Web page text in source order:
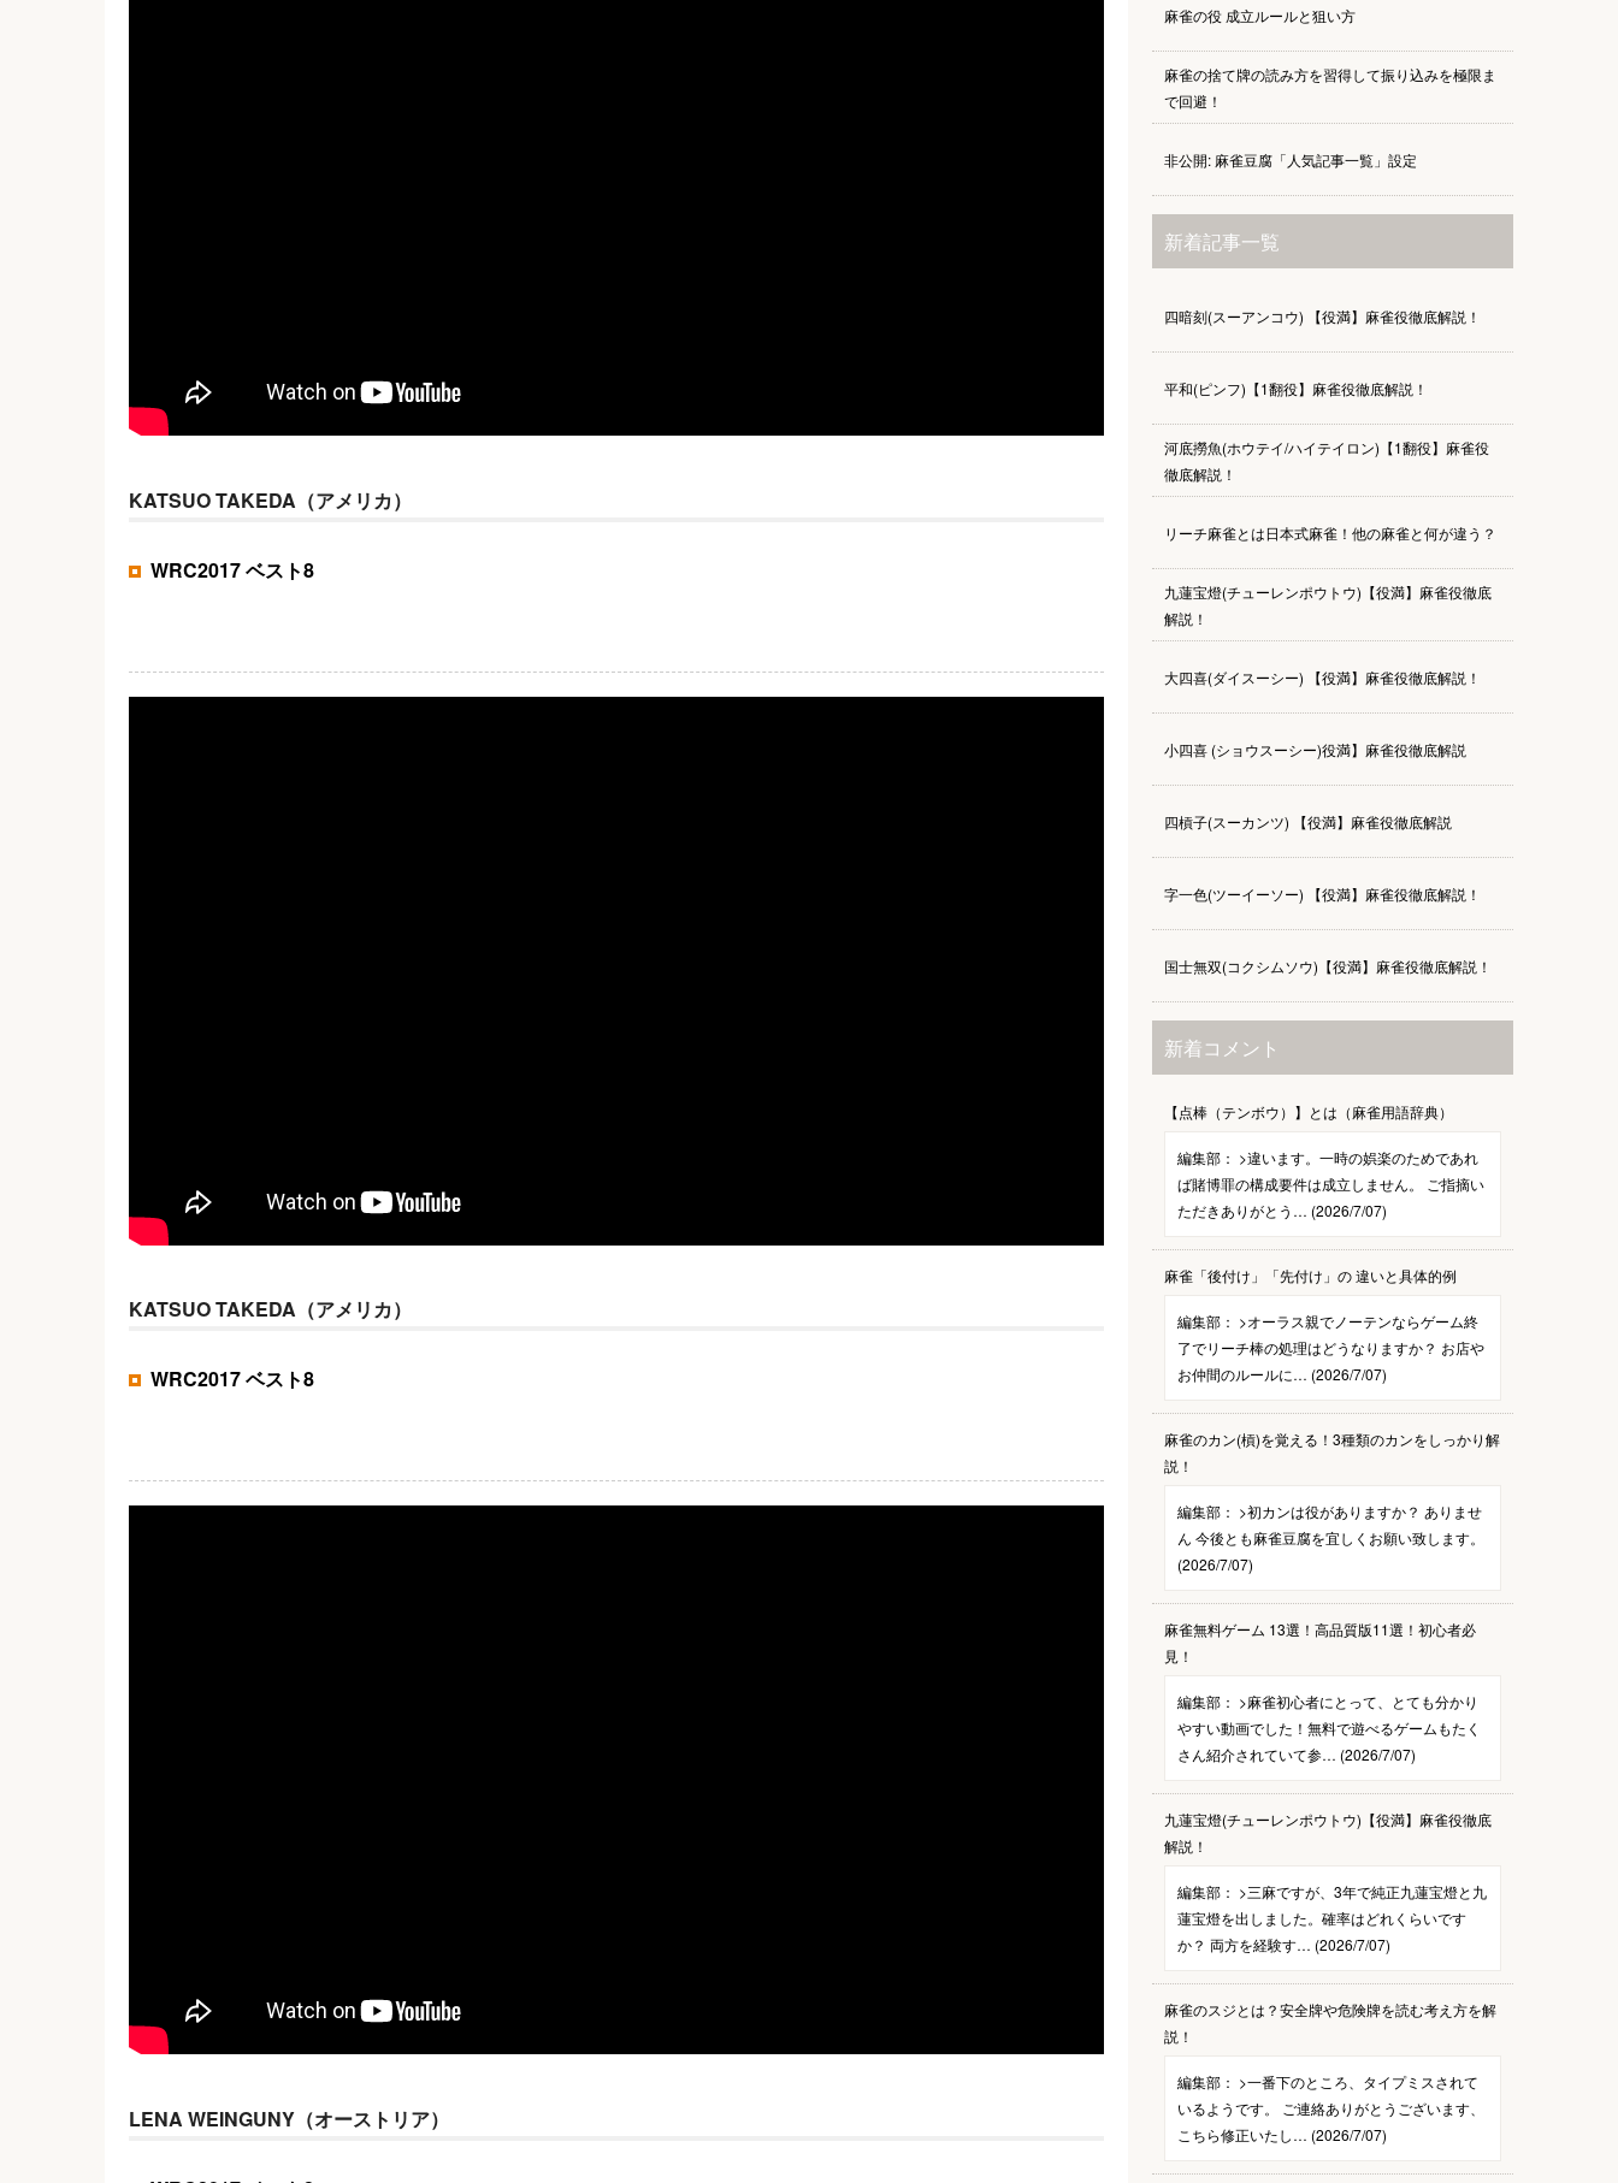
KATSUO TAKEDA（アメリカ）
WRC2017 ベスト8
KATSUO TAKEDA（アメリカ）
WRC2017 ベスト8
LENA WEINGUNY（オーストリア）
麻雀の役 成立ルールと狙い方
麻雀の捨て牌の読み方を習得して振り込みを極限ま
で回避！
非公開: 麻雀豆腐「人気記事一覧」設定
新着記事一覧
四暗刻(スーアンコウ) 【役満】麻雀役徹底解説！
平和(ピンフ)【1翻役】麻雀役徹底解説！
河底撈魚(ホウテイ/ハイテイロン)【1翻役】麻雀役
徹底解説！
リーチ麻雀とは日本式麻雀！他の麻雀と何が違う？
九蓮宝燈(チューレンポウトウ)【役満】麻雀役徹底
解説！
大四喜(ダイスーシー) 【役満】麻雀役徹底解説！
小四喜 (ショウスーシー)役満】麻雀役徹底解説
四槓子(スーカンツ) 【役満】麻雀役徹底解説
字一色(ツーイーソー) 【役満】麻雀役徹底解説！
国士無双(コクシムソウ)【役満】麻雀役徹底解説！
新着コメント
【点棒（テンボウ）】とは（麻雀用語辞典）
編集部： >違います。一時の娯楽のためであれ
ば賭博罪の構成要件は成立しません。 ご指摘い
ただきありがとう… (2026/7/07)
麻雀「後付け」「先付け」の 違いと具体的例
編集部： >オーラス親でノーテンならゲーム終
了でリーチ棒の処理はどうなりますか？ お店や
お仲間のルールに… (2026/7/07)
麻雀のカン(槓)を覚える！3種類のカンをしっかり解
説！
編集部： >初カンは役がありますか？ ありませ
ん 今後とも麻雀豆腐を宜しくお願い致します。
(2026/7/07)
麻雀無料ゲーム 13選！高品質版11選！初心者必
見！
編集部： >麻雀初心者にとって、とても分かり
やすい動画でした！無料で遊べるゲームもたく
さん紹介されていて参… (2026/7/07)
九蓮宝燈(チューレンポウトウ)【役満】麻雀役徹底
解説！
編集部： >三麻ですが、3年で純正九蓮宝燈と九
蓮宝燈を出しました。確率はどれくらいです
か？ 両方を経験す… (2026/7/07)
麻雀のスジとは？安全牌や危険牌を読む考え方を解
説！
編集部： >一番下のところ、タイプミスされて
いるようです。 ご連絡ありがとうございます、
こちら修正いたし… (2026/7/07)